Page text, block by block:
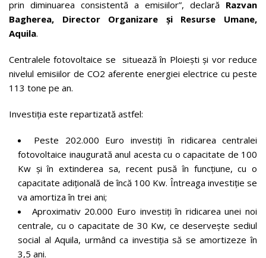
prin diminuarea consistentă a emisiilor”, declară Razvan
Bagherea, Director Organizare și Resurse Umane,
Aquila.
Centralele fotovoltaice se situează în Ploiești și vor reduce
nivelul emisiilor de CO2 aferente energiei electrice cu peste
113 tone pe an.
Investiția este repartizată astfel:
Peste 202.000 Euro investiți în ridicarea centralei
fotovoltaice inaugurată anul acesta cu o capacitate de 100
Kw și în extinderea sa, recent pusă în funcțiune, cu o
capacitate adițională de încă 100 Kw. Întreaga investiție se
va amortiza în trei ani;
Aproximativ 20.000 Euro investiți în ridicarea unei noi
centrale, cu o capacitate de 30 Kw, ce deservește sediul
social al Aquila, urmând ca investiția să se amortizeze în
3,5 ani.